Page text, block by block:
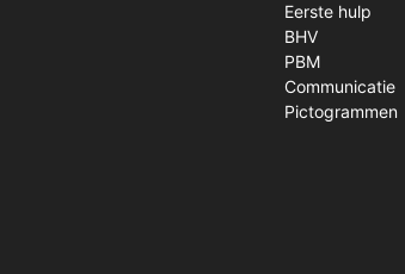
Eerste hulp
BHV
PBM
Communicatie
Pictogrammen